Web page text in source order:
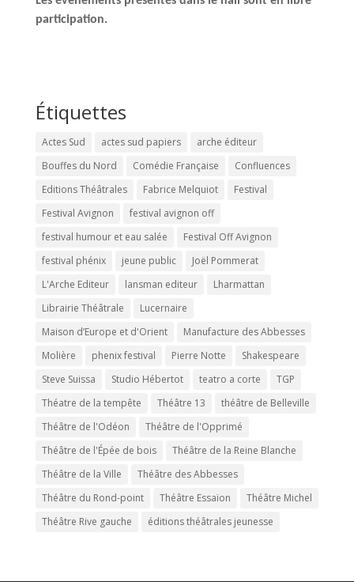
participation.
Étiquettes
Actes Sud actes sud papiers
arche éditeur
Bouffes du Nord
Comédie Française
Confluences
Editions Théâtrales
Fabrice Melquiot
Festival
Festival Avignon
festival avignon off
festival humour et eau salée
Festival Off Avignon
festival phénix
jeune public
Joël Pommerat
L'Arche Editeur
lansman editeur
Lharmattan
Librairie Théâtrale
Lucernaire
Maison d’Europe et d'Orient
Manufacture des Abbesses
Molière
phenix festival Pierre Notte
Shakespeare
Steve Suissa
Studio Hébertot teatro a corte
TGP
Théatre de la tempête
Théâtre 13
théâtre de Belleville
Théâtre de l'Odéon
Théâtre de l'Opprimé
Théâtre de l'Épée de bois
Théâtre de la Reine Blanche
Théâtre de la Ville
Théâtre des Abbesses
Théâtre du Rond-point
Théâtre Essaïon
Théâtre Michel
Théâtre Rive gauche
éditions théâtrales jeunesse